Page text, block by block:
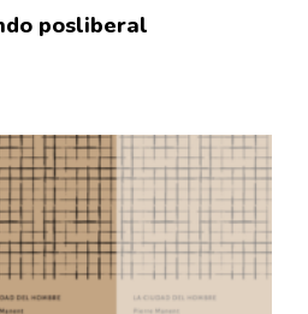
posliberal